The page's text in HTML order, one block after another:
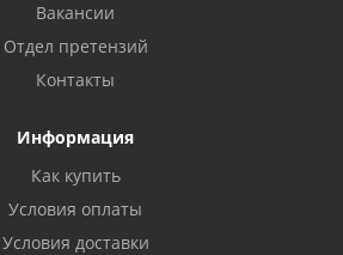
Вакансии
Отдел претензий
Контакты
Информация
Как купить
Условия оплаты
Условия доставки